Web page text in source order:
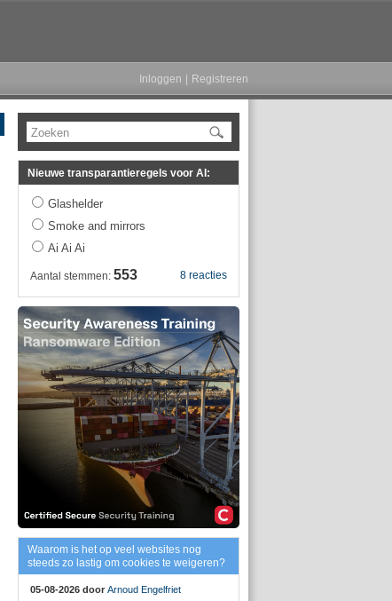
Inloggen Registreren
Zoeken
Nieuwe transparantieregels voor AI:
Glashelder
Smoke and mirrors
Ai Ai Ai
8 reacties
Aantal stemmen: 553
Waarom is het op veel websites nog
steeds zo lastig om cookies te weigeren?
05-08-2026 door Arnoud Engelfriet